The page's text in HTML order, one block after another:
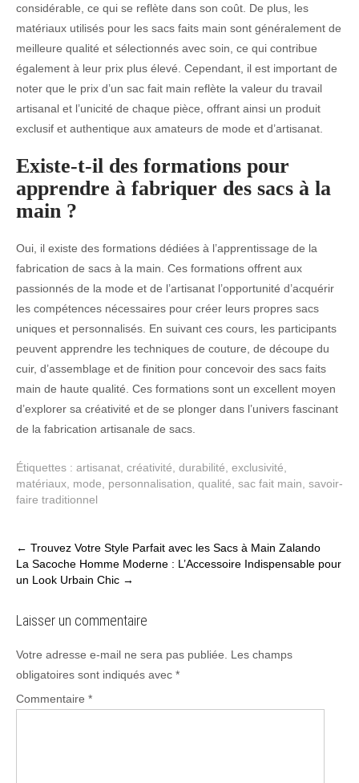
considérable, ce qui se reflète dans son coût. De plus, les
matériaux utilisés pour les sacs faits main sont généralement de
meilleure qualité et sélectionnés avec soin, ce qui contribue
également à leur prix plus élevé. Cependant, il est important de
noter que le prix d’un sac fait main reflète la valeur du travail
artisanal et l’unicité de chaque pièce, offrant ainsi un produit
exclusif et authentique aux amateurs de mode et d’artisanat.
Existe-t-il des formations pour
apprendre à fabriquer des sacs à la
main ?
Oui, il existe des formations dédiées à l’apprentissage de la
fabrication de sacs à la main. Ces formations offrent aux
passionnés de la mode et de l’artisanat l’opportunité d’acquérir
les compétences nécessaires pour créer leurs propres sacs
uniques et personnalisés. En suivant ces cours, les participants
peuvent apprendre les techniques de couture, de découpe du
cuir, d’assemblage et de finition pour concevoir des sacs faits
main de haute qualité. Ces formations sont un excellent moyen
d’explorer sa créativité et de se plonger dans l’univers fascinant
de la fabrication artisanale de sacs.
Étiquettes : artisanat créativité durabilité exclusivité
matériaux mode personnalisation qualité sac fait main savoir-
faire traditionnel
Post
navigation
← Trouvez Votre Style Parfait avec les Sacs à Main Zalando
La Sacoche Homme Moderne : L’Accessoire Indispensable pour
un Look Urbain Chic →
Laisser un commentaire
Votre adresse e-mail ne sera pas publiée.
Les champs
obligatoires sont indiqués avec *
Commentaire *